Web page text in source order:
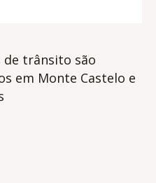
de trânsito são
em Monte Castelo e